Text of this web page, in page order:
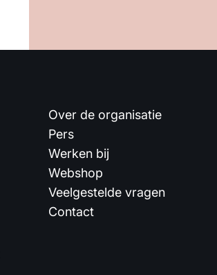
Over de organisatie
Pers
Werken bij
Webshop
Veelgestelde vragen
Contact